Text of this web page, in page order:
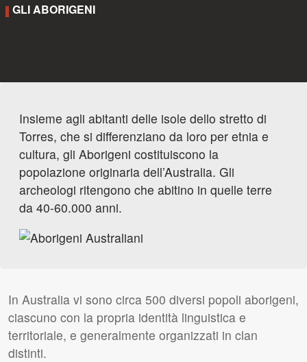
GLI ABORIGENI
Insieme agli abitanti delle isole dello stretto di
Torres, che si differenziano da loro per etnia e
cultura, gli Aborigeni costituiscono la
popolazione originaria dell’Australia. Gli
archeologi ritengono che abitino in quelle terre
da 40-60.000 anni.
In Australia vi sono circa 500 diversi popoli aborigeni,
ciascuno con la propria identità linguistica e
territoriale, e generalmente organizzati in clan
distinti.